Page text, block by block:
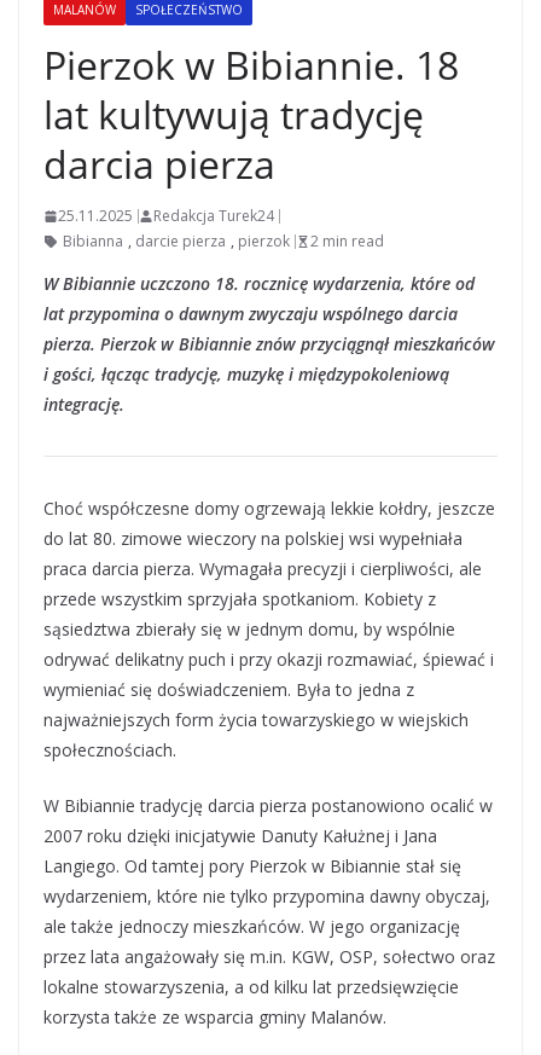
MALANÓW SPOŁECZEŃSTWO
Pierzok w Bibiannie. 18
lat kultywują tradycję
darcia pierza
25.11.2025
Redakcja Turek24
Bibianna , darcie pierza , pierzok 2 min read
W Bibiannie uczczono 18. rocznicę wydarzenia, które od
lat przypomina o dawnym zwyczaju wspólnego darcia
pierza. Pierzok w Bibiannie znów przyciągnął mieszkańców
i gości, łącząc tradycję, muzykę i międzypokoleniową
integrację.
Choć współczesne domy ogrzewają lekkie kołdry, jeszcze
do lat 80. zimowe wieczory na polskiej wsi wypełniała
praca darcia pierza. Wymagała precyzji i cierpliwości, ale
przede wszystkim sprzyjała spotkaniom. Kobiety z
sąsiedztwa zbierały się w jednym domu, by wspólnie
odrywać delikatny puch i przy okazji rozmawiać, śpiewać i
wymieniać się doświadczeniem. Była to jedna z
najważniejszych form życia towarzyskiego w wiejskich
społecznościach.
W Bibiannie tradycję darcia pierza postanowiono ocalić w
2007 roku dzięki inicjatywie Danuty Kałużnej i Jana
Langiego. Od tamtej pory Pierzok w Bibiannie stał się
wydarzeniem, które nie tylko przypomina dawny obyczaj,
ale także jednoczy mieszkańców. W jego organizację
przez lata angażowały się m.in. KGW, OSP, sołectwo oraz
lokalne stowarzyszenia, a od kilku lat przedsięwzięcie
korzysta także ze wsparcia gminy Malanów.